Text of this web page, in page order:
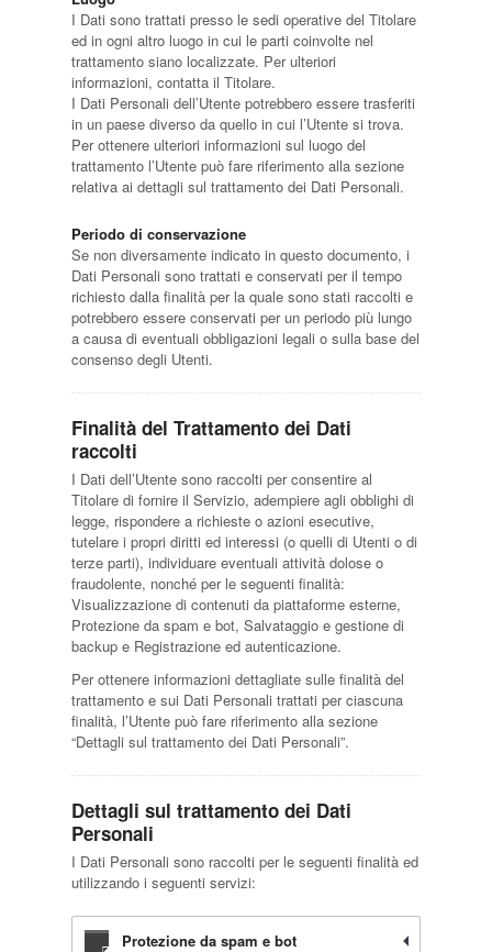
I Dati sono trattati presso le sedi operative del Titolare
ed in ogni altro luogo in cui le parti coinvolte nel
trattamento siano localizzate. Per ulteriori
informazioni, contatta il Titolare.
I Dati Personali dell’Utente potrebbero essere trasferiti
in un paese diverso da quello in cui l’Utente si trova.
Per ottenere ulteriori informazioni sul luogo del
trattamento l’Utente può fare riferimento alla sezione
relativa ai dettagli sul trattamento dei Dati Personali.
Periodo di conservazione
Se non diversamente indicato in questo documento, i
Dati Personali sono trattati e conservati per il tempo
richiesto dalla finalità per la quale sono stati raccolti e
potrebbero essere conservati per un periodo più lungo
a causa di eventuali obbligazioni legali o sulla base del
consenso degli Utenti.
Finalità del Trattamento dei Dati
raccolti
I Dati dell’Utente sono raccolti per consentire al
Titolare di fornire il Servizio, adempiere agli obblighi di
legge, rispondere a richieste o azioni esecutive,
tutelare i propri diritti ed interessi (o quelli di Utenti o di
terze parti), individuare eventuali attività dolose o
fraudolente, nonché per le seguenti finalità:
Visualizzazione di contenuti da piattaforme esterne,
Protezione da spam e bot, Salvataggio e gestione di
backup e Registrazione ed autenticazione.
Per ottenere informazioni dettagliate sulle finalità del
trattamento e sui Dati Personali trattati per ciascuna
finalità, l’Utente può fare riferimento alla sezione
“Dettagli sul trattamento dei Dati Personali”.
Dettagli sul trattamento dei Dati
Personali
I Dati Personali sono raccolti per le seguenti finalità ed
utilizzando i seguenti servizi:
Protezione da spam e bot